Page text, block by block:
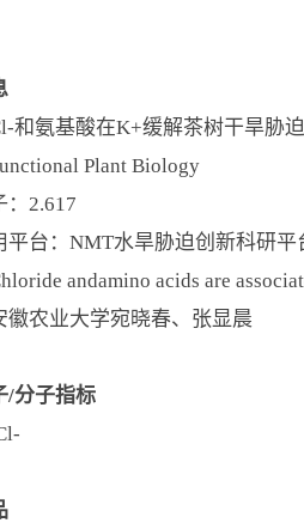
和氨基酸在K+缓解茶树干旱胁
Plant Biology
：2.617
平台：NMT水旱胁迫创新科研平
andamino acids are
徽农业大学宛晓春、张显晨
/分子指标